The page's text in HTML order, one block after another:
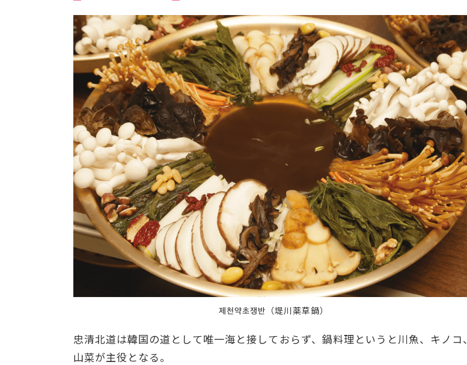
제천약초쟁반（堤川薬草鍋）
忠清北道は韓国の道として唯一海と接しておらず、鍋料理というと川魚、キノコ、
山菜が主役となる。